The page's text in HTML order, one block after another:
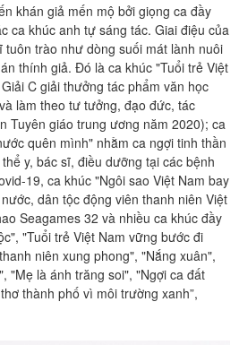
khán giả mến mộ bởi giọng ca đầy
ca khúc anh tự sáng tác. Giai điệu của
trào như dòng suối mát lành nuôi
thính giả. Đó là ca khúc "Tuổi trẻ Việt
C giải thưởng tác phẩm văn học
làm theo tư tưởng, đạo đức, tác
Tuyên giáo trung ương năm 2020); ca
quên mình" nhằm ca ngợi tinh thần
y, bác sĩ, điều dưỡng tại các bệnh
19, ca khúc "Ngôi sao Việt Nam bay
dân tộc động viên thanh niên Việt
Seagames 32 và nhiều ca khúc đầy
"Tuổi trẻ Việt Nam vững bước đi
niên xung phong", "Nắng xuân",
"Mẹ là ánh trăng soi", "Ngợi ca đất
thành phố vì môi trường xanh”,